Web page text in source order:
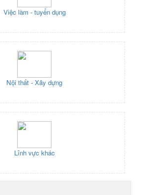
Việc làm - tuyển dụng
Nội thất - Xây dựng
Lĩnh vực khác